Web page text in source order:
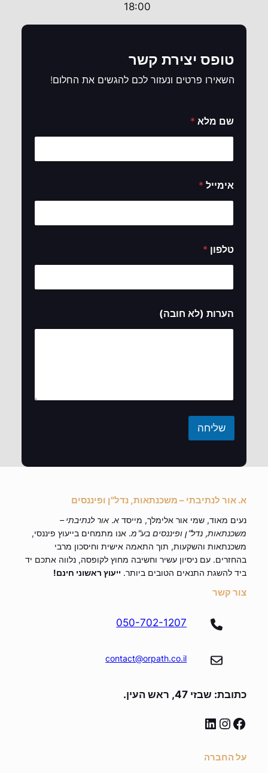
18:00
טופס יצירת קשר
השאירו פרטים ונעזור לכם להגשים את החלום!
שם מלא *
אימייל *
(
ל
ח
ב
ה
)
טלפון *
הערות (לא חובה)
שליחה
א. אור לנתיבתי – משכנתאות, נדל"ן ופיננסים
נעים מאוד, שמי אור אלימלך, מייסד א. אור לנתיבתי –
משכנתאות, נדל"ן ופיננסים בע"מ. אנו מתמחים בייעוץ פיננסי,
משכנתאות והשקעות, תוך התאמה אישית וחיסכון מרבי
בהחזרים. עם ניסיון עשיר וחשיבה מחוץ לקופסה, נלווה אתכם יד
ביד להשגת התנאים הטובים ביותר. ייעוץ ראשוני חינם!
צור קשר
050-702-1207
contact@orpath.co.il
כתובת: שבזי 47, ראש העין.
facebook
instagram
linkedin
על החברה